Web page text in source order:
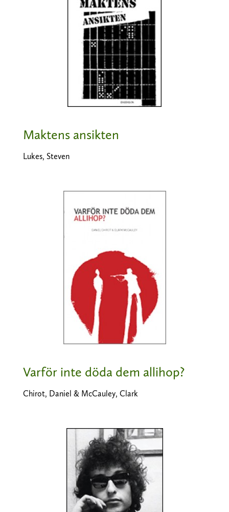
Maktens ansikten
Lukes, Steven
Varför inte döda dem allihop?
Chirot, Daniel & McCauley, Clark